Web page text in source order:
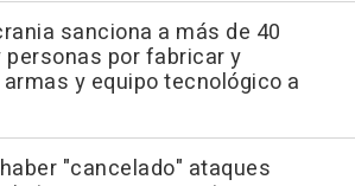
sanciona a más de 40
personas por fabricar y
y equipo tecnológico a
"cancelado" ataques